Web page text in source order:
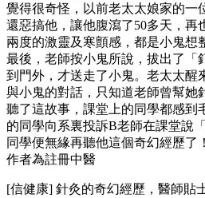
覺得很奇怪，以前老太太娘家的一
還惡搞他，讓他腹瀉了50多天，再
兩度的激靈及寒顫感，都是小鬼想
最後，老師按小鬼所說，拔出了「
到門外，才送走了小鬼。老太太醒
與小鬼的對話，只知道老師曾幫她
聽了這故事，課堂上的同學都感到
的同學向系裏投訴B老師在課堂說
同學便無緣再聽他這個奇幻經歷了！
作者為註冊中醫
[信健康] 針灸的奇幻經歷，醫師貼